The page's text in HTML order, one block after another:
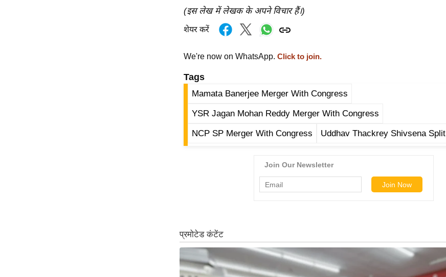
(इस लेख में लेखक के अपने विचार हैं।)
शेयर करें
We're now on WhatsApp. Click to join.
Tags
Mamata Banerjee Merger With Congress
YSR Jagan Mohan Reddy Merger With Congress
NCP SP Merger With Congress Uddhav Thackrey Shivsena Split